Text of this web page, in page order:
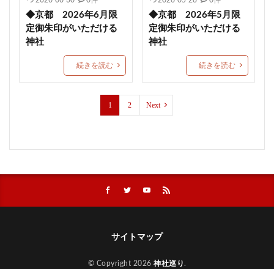
西成 生根神社 群馬県護国神社 和歌山縣護國神社
水無瀬神宮 速谷神社 茅の輪御朱印 戸澤神社
除災 入蜻蛉形式
合格祈願 北野天満宮
鹿児島 勝利の神様 防府天満宮 九州
蒲生神社 エジソン合格祈願絵馬
今宮戎神社 千光寺ロープウェイ 草加神社
下田市 丸子神社
11月限定御朱印
◆京都 2026年6月限
定御朱印がいただける
神社
続きを読む
◆京都 2026年5月限
定御朱印がいただける
神社
続きを読む
1 2 Next
サイトマップ
© Copyright 2026 神社巡り.